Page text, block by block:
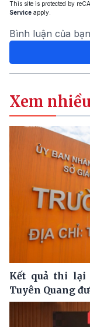
This site is protected by
Service apply.
Bình luận của
Xem
Kết quả thi lại
Tuyên Quang